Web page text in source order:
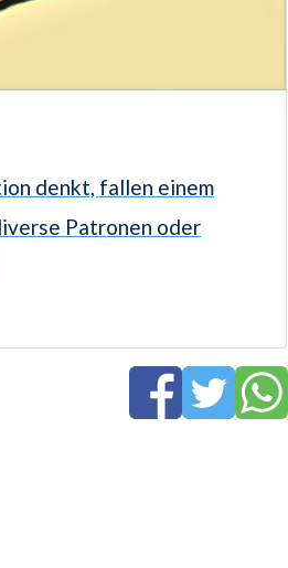
denkt, fallen einem
Patronen oder